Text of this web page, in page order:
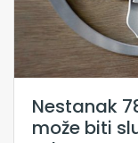
Nestanak
može biti